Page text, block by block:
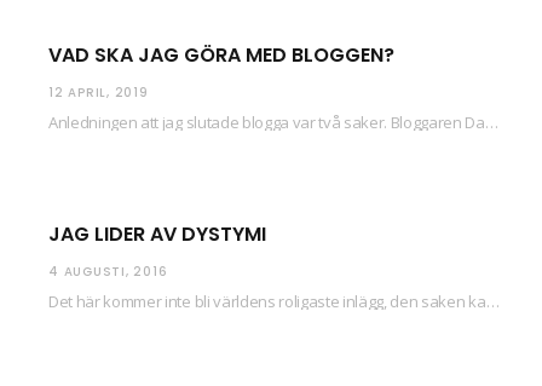
VAD SKA JAG GÖRA MED BLOGGEN?
12 APRIL, 2019
Anledningen att jag slutade blogga var två saker. Bloggaren Daniel skrev ut checkar som personen…
JAG LIDER AV DYSTYMI
4 AUGUSTI, 2016
Det här kommer inte bli världens roligaste inlägg, den saken kan ni räkna med. Det…